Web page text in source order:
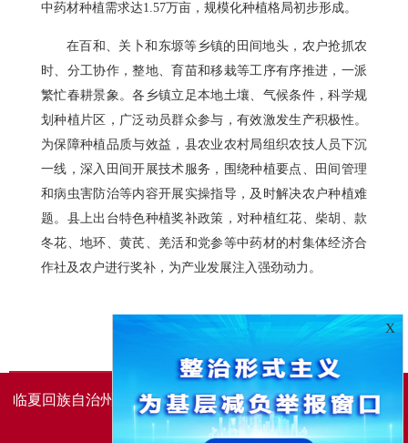
中药材种植需求达1.57万亩，规模化种植格局初步形成。
在百和、关卜和东塬等乡镇的田间地头，农户抢抓农
时、分工协作，整地、育苗和移栽等工序有序推进，一派
繁忙春耕景象。各乡镇立足本地土壤、气候条件，科学规
划种植片区，广泛动员群众参与，有效激发生产积极性。
为保障种植品质与效益，县农业农村局组织农技人员下沉
一线，深入田间开展技术服务，围绕种植要点、田间管理
和病虫害防治等内容开展实操指导，及时解决农户种植难
题。县上出台特色种植奖补政策，对种植红花、柴胡、款
冬花、地环、黄芪、羌活和党参等中药材的村集体经济合
作社及农户进行奖补，为产业发展注入强劲动力。
临夏回族自治州人民政府办公室主办 临夏回族自治州人民政
府信息中心承办
X